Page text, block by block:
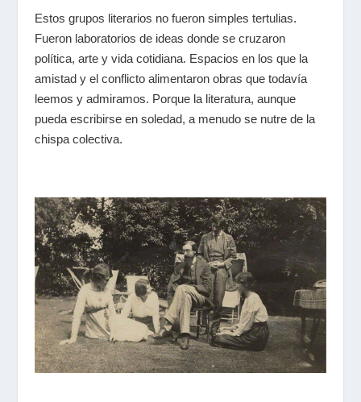
Estos grupos literarios no fueron simples tertulias.
Fueron laboratorios de ideas donde se cruzaron
política, arte y vida cotidiana. Espacios en los que la
amistad y el conflicto alimentaron obras que todavía
leemos y admiramos. Porque la literatura, aunque
pueda escribirse en soledad, a menudo se nutre de la
chispa colectiva.